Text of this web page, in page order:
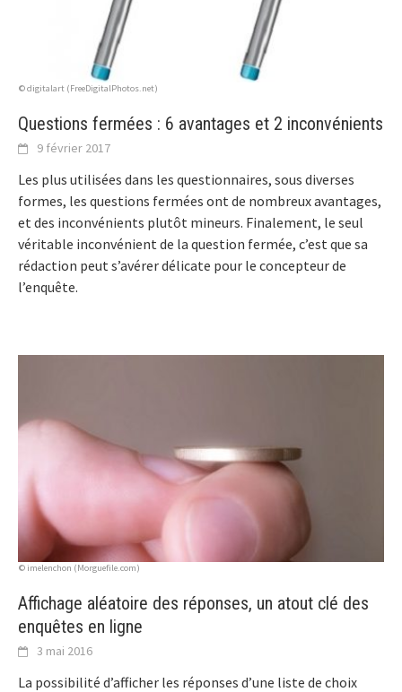
© digitalart (FreeDigitalPhotos.net)
Questions fermées : 6 avantages et 2 inconvénients
9 février 2017
Les plus utilisées dans les questionnaires, sous diverses
formes, les questions fermées ont de nombreux avantages,
et des inconvénients plutôt mineurs. Finalement, le seul
véritable inconvénient de la question fermée, c’est que sa
rédaction peut s’avérer délicate pour le concepteur de
l’enquête.
© imelenchon (Morguefile.com)
Affichage aléatoire des réponses, un atout clé des
enquêtes en ligne
3 mai 2016
La possibilité d’afficher les réponses d’une liste de choix